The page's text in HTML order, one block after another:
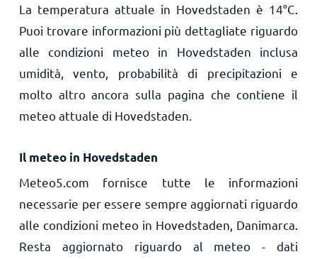
La temperatura attuale in Hovedstaden è 14°C
Puoi trovare informazioni più dettagliate riguardo
alle condizioni meteo in Hovedstaden inclusa
umidità, vento, probabilità di precipitazioni e
molto altro ancora sulla pagina che contiene il
meteo attuale di Hovedstaden.
Il meteo in Hovedstaden
Meteo5.com fornisce tutte le informazioni
necessarie per essere sempre aggiornati riguardo
alle condizioni meteo in Hovedstaden, Danimarca.
Resta aggiornato riguardo al meteo - dati